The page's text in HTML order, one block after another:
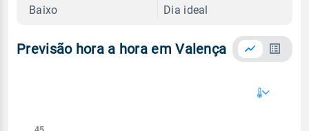
Baixo Dia ideal
Previsão hora a hora em Valença